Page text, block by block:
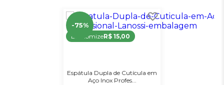
-75%
EconomizeR$ 15,00
Espátula Dupla de Cutícula em
Aço Inox Profes...